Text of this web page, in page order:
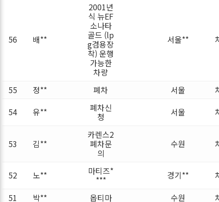
56 배**
2001년
식 뉴EF
소나타
골드 (lp
g겸용장
착) 운행
가능한
차량
서울**
55 정** 폐차 서울
54
유** 폐차신
청 서울
53 김**
카렌스2
폐차문
의
수원
52 노** 마티즈*
*** 경기**
51
박** 옵티마 수원